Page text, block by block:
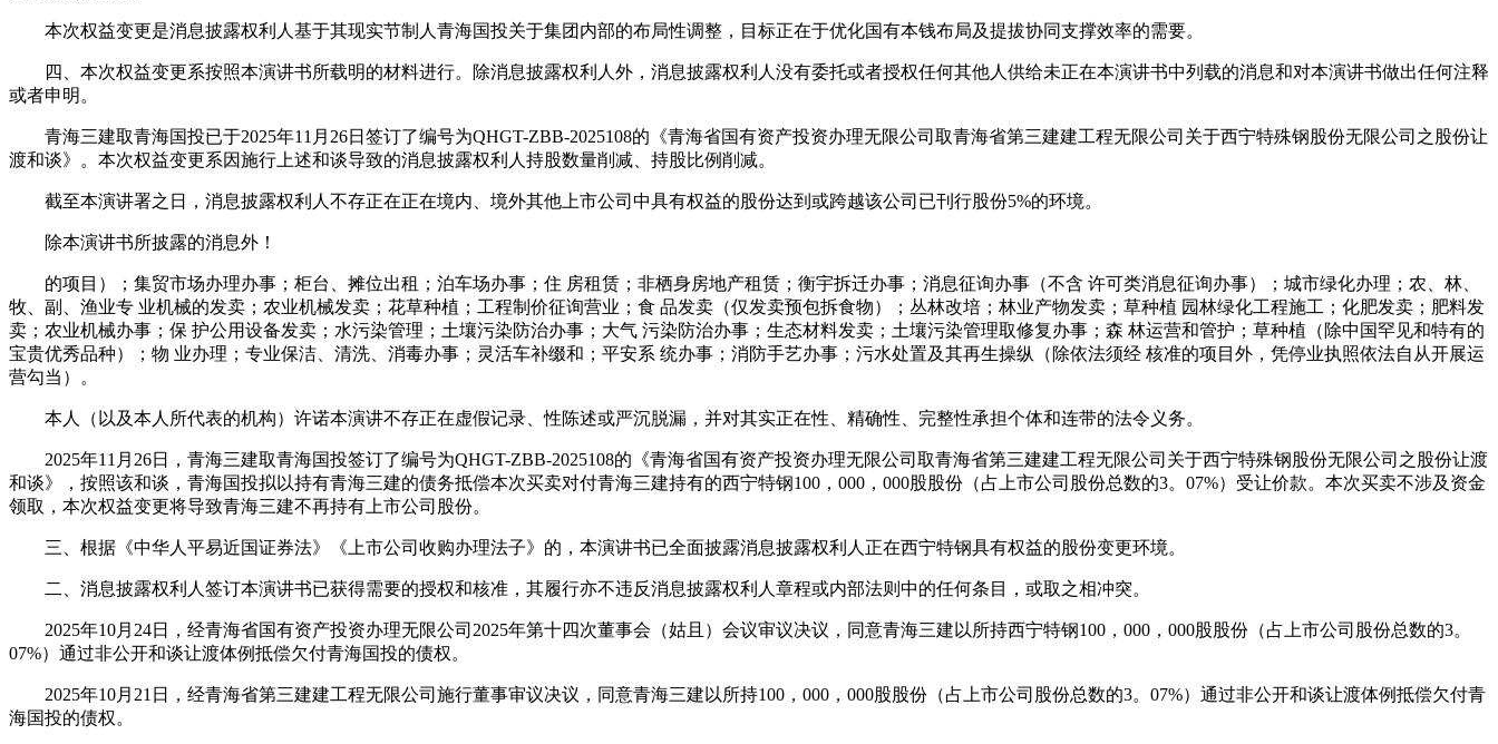
本次权益变更是消息披露权利人基于其现实节制人青海国投关于集团内部的布局性调整，目标正在于优化国有本钱布局及提拔协同支撑效率的需要。
四、本次权益变更系按照本演讲书所载明的材料进行。除消息披露权利人外，消息披露权利人没有委托或者授权任何其他人供给未正在本演讲书中列载的消息和对本演讲书做出任何注释
或者申明。
青海三建取青海国投已于2025年11月26日签订了编号为QHGT-ZBB-2025108的《青海省国有资产投资办理无限公司取青海省第三建建工程无限公司关于西宁特殊钢股份无限公司之股份让
渡和谈》。本次权益变更系因施行上述和谈导致的消息披露权利人持股数量削减、持股比例削减。
截至本演讲署之日，消息披露权利人不存正在正在境内、境外其他上市公司中具有权益的股份达到或跨越该公司已刊行股份5%的环境。
除本演讲书所披露的消息外！
的项目）；集贸市场办理办事；柜台、摊位出租；泊车场办事；住 房租赁；非栖身房地产租赁；衡宇拆迁办事；消息征询办事（不含 许可类消息征询办事）；城市绿化办理；农、林、
牧、副、渔业专 业机械的发卖；农业机械发卖；花草种植；工程制价征询营业；食 品发卖（仅发卖预包拆食物）；丛林改培；林业产物发卖；草种植 园林绿化工程施工；化肥发卖；肥料发
卖；农业机械办事；保 护公用设备发卖；水污染管理；土壤污染防治办事；大气 污染防治办事；生态材料发卖；土壤污染管理取修复办事；森 林运营和管护；草种植（除中国罕见和特有的
宝贵优秀品种）；物 业办理；专业保洁、清洗、消毒办事；灵活车补缀和；平安系 统办事；消防手艺办事；污水处置及其再生操纵（除依法须经 核准的项目外，凭停业执照依法自从开展运
营勾当）。
本人（以及本人所代表的机构）许诺本演讲不存正在虚假记录、性陈述或严沉脱漏，并对其实正在性、精确性、完整性承担个体和连带的法令义务。
2025年11月26日，青海三建取青海国投签订了编号为QHGT-ZBB-2025108的《青海省国有资产投资办理无限公司取青海省第三建建工程无限公司关于西宁特殊钢股份无限公司之股份让渡
和谈》，按照该和谈，青海国投拟以持有青海三建的债务抵偿本次买卖对付青海三建持有的西宁特钢100，000，000股股份（占上市公司股份总数的3。07%）受让价款。本次买卖不涉及资金
领取，本次权益变更将导致青海三建不再持有上市公司股份。
三、根据《中华人平易近国证券法》《上市公司收购办理法子》的，本演讲书已全面披露消息披露权利人正在西宁特钢具有权益的股份变更环境。
二、消息披露权利人签订本演讲书已获得需要的授权和核准，其履行亦不违反消息披露权利人章程或内部法则中的任何条目，或取之相冲突。
2025年10月24日，经青海省国有资产投资办理无限公司2025年第十四次董事会（姑且）会议审议决议，同意青海三建以所持西宁特钢100，000，000股股份（占上市公司股份总数的3。
07%）通过非公开和谈让渡体例抵偿欠付青海国投的债权。
2025年10月21日，经青海省第三建建工程无限公司施行董事审议决议，同意青海三建以所持100，000，000股股份（占上市公司股份总数的3。07%）通过非公开和谈让渡体例抵偿欠付青
海国投的债权。